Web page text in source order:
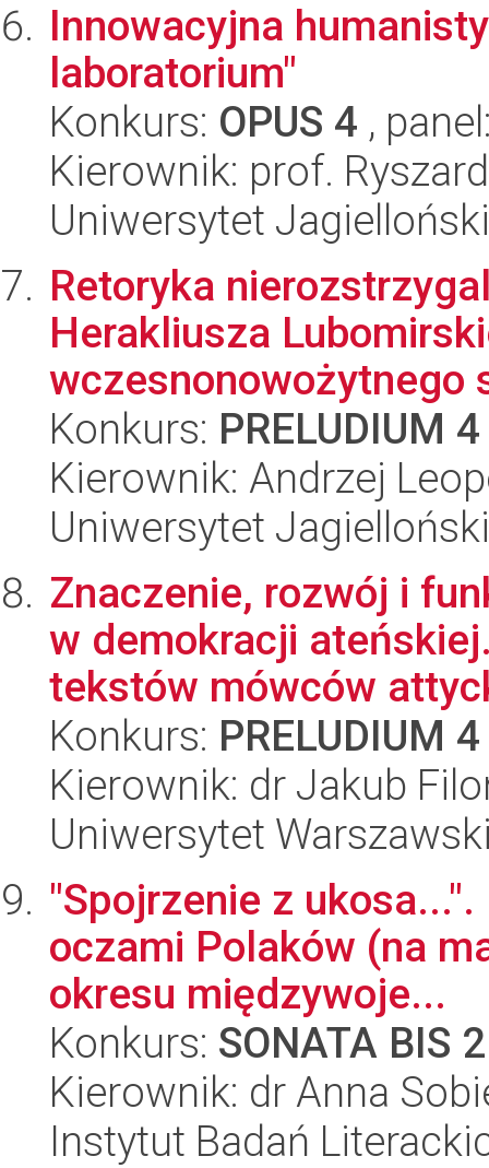
Innowacyjna
laboratorium"
Konkurs: OPUS 4 ,
Kierownik: prof.
Uniwersytet
Retoryka
Herakliusza
wczesnonowożytnego
Konkurs: PRELUDIUM 4
Kierownik: Andrzej
Uniwersytet
Znaczenie, rozwój i
w demokracji
tekstów mówców
Konkurs: PRELUDIUM 4
Kierownik: dr Jakub
Uniwersytet
"Spojrzenie z
oczami Polaków (na
okresu międzywoje...
Konkurs: SONATA BIS 2
Kierownik: dr Anna
Instytut Badań